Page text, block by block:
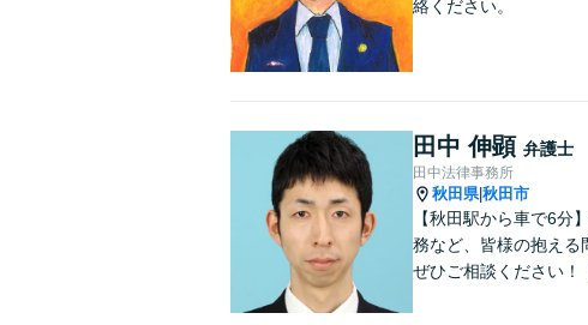
絡ください。
田中 伸顕 弁護士
田中法律事務所
秋田県|秋田市
【秋田駅から車で6分
務など、皆様の抱える
ぜひご相談ください！